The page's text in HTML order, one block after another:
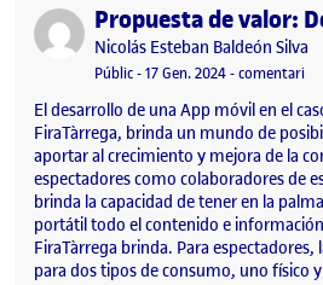
Publicat per
Publicat per
Nicolás Esteban Baldeón Silva
Visibilitat:
Públic-Data de publicació
17 Gen. 20241 febrer, 2024
-comentariel
El desarrollo de una App móvil en el
FiraTàrrega, brinda un mundo de
aportar al crecimiento y mejora de la
espectadores como colaboradores de
brinda la capacidad de tener en la
portátil todo el contenido e
FiraTàrrega brinda. Para espectadores,
para dos tipos de consumo, uno físico